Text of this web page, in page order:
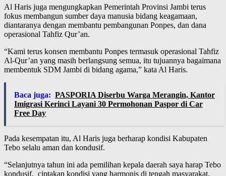
Al Haris juga mengungkapkan Pemerintah Provinsi Jambi terus
fokus membangun sumber daya manusia bidang keagamaan,
diantaranya dengan membantu pembangunan Ponpes, dan dana
operasional Tahfiz Qur’an.
“Kami terus konsen membantu Ponpes termasuk operasional Tahfiz
Al-Qur’an yang masih berlangsung semua, itu tujuannya bagaimana
membentuk SDM Jambi di bidang agama,” kata Al Haris.
Baca juga: PASPORIA Diserbu Warga Merangin, Kantor
Imigrasi Kerinci Layani 30 Permohonan Paspor di Car
Free Day
Pada kesempatan itu, Al Haris juga berharap kondisi Kabupaten
Tebo selalu aman dan kondusif.
“Selanjutnya tahun ini ada pemilihan kepala daerah saya harap Tebo
kondusif, ciptakan kondisi yang harmonis di tengah masyarakat,